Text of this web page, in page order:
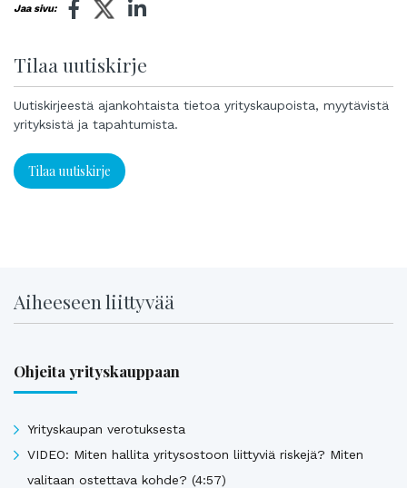
Jaa sivu:
Tilaa uutiskirje
Uutiskirjeestä ajankohtaista tietoa yrityskaupoista, myytävistä
yrityksistä ja tapahtumista.
Tilaa uutiskirje
Aiheeseen liittyvää
Ohjeita yrityskauppaan
Yrityskaupan verotuksesta
VIDEO: Miten hallita yritysostoon liittyviä riskejä? Miten
valitaan ostettava kohde? (4:57)